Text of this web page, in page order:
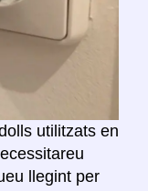
utilitzats en
llegint per